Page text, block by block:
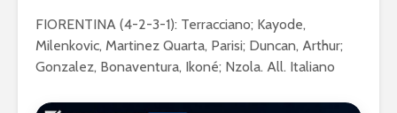
FIORENTINA (4-2-3-1): Terracciano; Kayode,
Milenkovic, Martinez Quarta, Parisi; Duncan, Arthur;
Gonzalez, Bonaventura, Ikoné; Nzola. All. Italiano